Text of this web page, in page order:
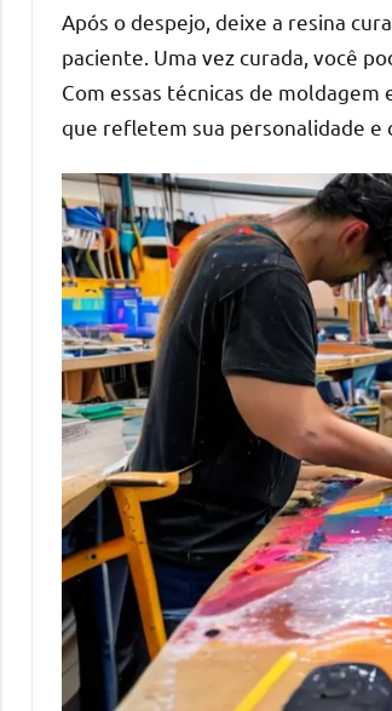
Após o despejo, deixe a resina
paciente. Uma vez curada, você
Com essas técnicas de
que refletem sua personalidade e